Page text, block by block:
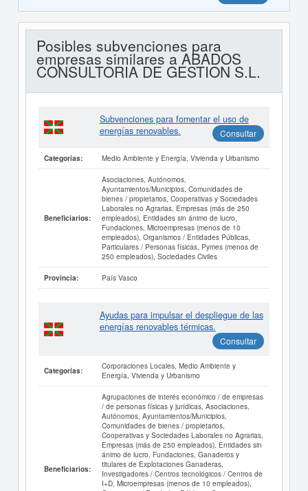
Posibles subvenciones para
empresas similares a ABADOS
CONSULTORIA DE GESTION S.L.
Subvenciones para fomentar el uso de
energías renovables.
Consultar
Categorías: Medio Ambiente y Energía, Vivienda y Urbanismo
Beneficiarios:
Asociaciones, Autónomos,
Ayuntamientos/Municipios, Comunidades de
bienes / propietarios, Cooperativas y Sociedades
Laborales no Agrarias, Empresas (más de 250
empleados), Entidades sin ánimo de lucro,
Fundaciones, Microempresas (menos de 10
empleados), Organismos / Entidades Públicas,
Particulares / Personas físicas, Pymes (menos de
250 empleados), Sociedades Civiles
Provincia: País Vasco
Ayudas para impulsar el despliegue de las
energías renovables térmicas.
Consultar
Categorías:
Corporaciones Locales, Medio Ambiente y
Energía, Vivienda y Urbanismo
Beneficiarios:
Agrupaciones de interés económico / de empresas
/ de personas físicas y jurídicas, Asociaciones,
Autónomos, Ayuntamientos/Municipios,
Comunidades de bienes / propietarios,
Cooperativas y Sociedades Laborales no Agrarias,
Empresas (más de 250 empleados), Entidades sin
ánimo de lucro, Fundaciones, Ganaderos y
titulares de Explotaciones Ganaderas,
Investigadores / Centros tecnológicos / Centros de
I+D, Microempresas (menos de 10 empleados),